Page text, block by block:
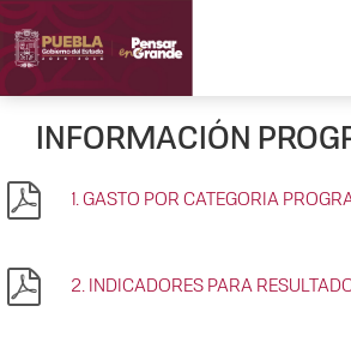
INFORMACIÓN
1. GASTO POR CATEGORIA
2. INDICADORES PARA